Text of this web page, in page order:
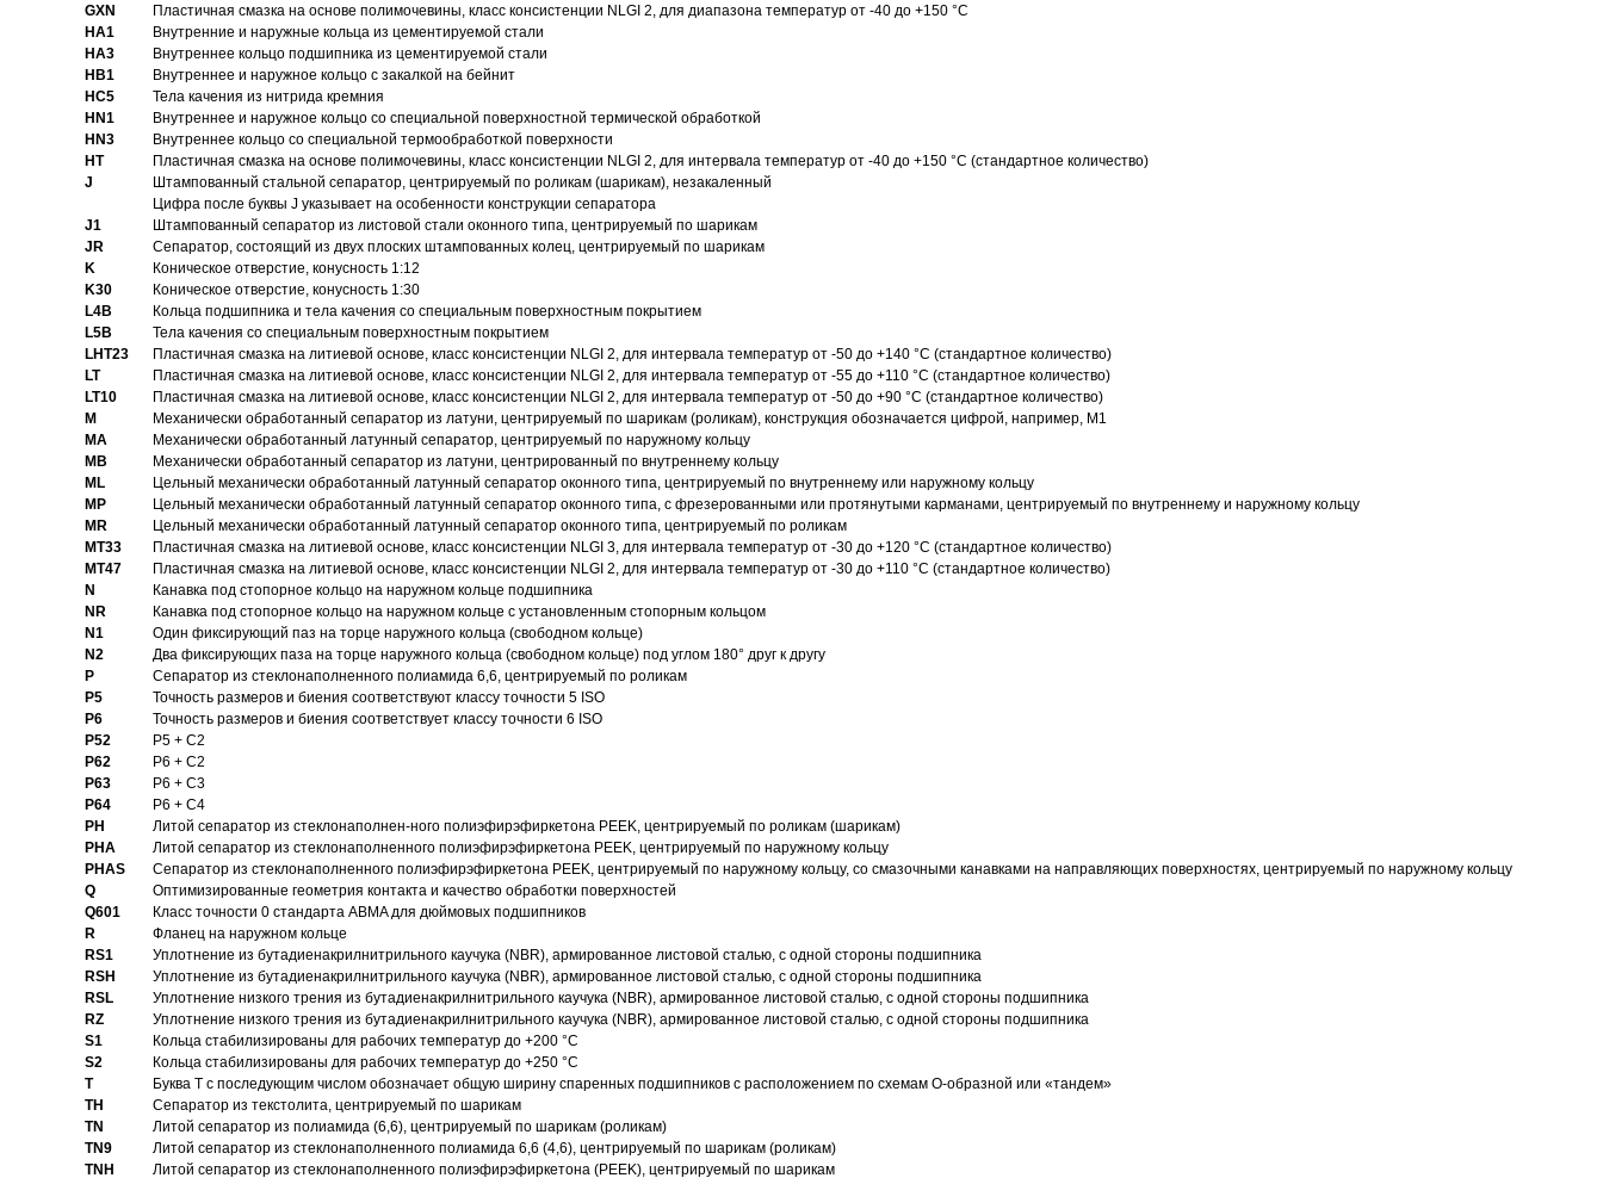
GXN
Пластичная смазка на основе полимочевины, класс консистенции NLGI 2, для диапазона температур от -40 до +150 °C
HA1
Внутренние и наружные кольца из цементируемой стали
HA3
Bнутреннее кольцо подшипника из цементируемой стали
HB1
Bнутреннее и наружное кольцо с закалкой на бейнит
HC5
Тела качения из нитрида кремния
HN1
Bнутреннее и наружное кольцо со специальной поверхностной термической обработкой
HN3
Внутреннее кольцо со специальной термообработкой поверхности
HT
Пластичная смазка на основе полимочевины, класс консистенции NLGI 2, для интервала температур от -40 до +150 °C (стандартное количество)
J
Штампованный стальной сепаратор, центрируемый по роликам (шарикам), незакаленный
Цифра после буквы J указывает на особенности конструкции сепаратора
J1
Штампованный сепаратор из листовой стали оконного типа, центрируемый по шарикам
JR
Сепаратор, состоящий из двух плоских штампованных колец, центрируемый по шарикам
K
Коническое отверстие, конусность 1:12
K30
Коническое отверстие, конусность 1:30
L4B
Кольца подшипника и тела качения со специальным поверхностным покрытием
L5B
Тела качения со специальным поверхностным покрытием
LHT23
Пластичная смазка на литиевой основе, класс консистенции NLGI 2, для интервала температур от -50 до +140 °C (стандартное количество)
LT
Пластичная смазка на литиевой основе, класс консистенции NLGI 2, для интервала температур от -55 до +110 °C (стандартное количество)
LT10
Пластичная смазка на литиевой основе, класс консистенции NLGI 2, для интервала температур от -50 до +90 °C (стандартное количество)
M
Механически обработанный сепаратор из латуни, центрируемый по шарикам (роликам), конструкция обозначается цифрой, например, M1
MA
Механически обработанный латунный сепаратор, центрируемый по наружному кольцу
MB
Механически обработанный сепаратор из латуни, центрированный по внутреннему кольцу
ML
Цельный механически обработанный латунный сепаратор оконного типа, центрируемый по внутреннему или наружному кольцу
MP
Цельный механически обработанный латунный сепаратор оконного типа, с фрезерованными или протянутыми карманами, центрируемый по внутреннему и наружному кольцу
MR
Цельный механически обработанный латунный сепаратор оконного типа, центрируемый по роликам
MT33
Пластичная смазка на литиевой основе, класс консистенции NLGI 3, для интервала температур от -30 до +120 °C (стандартное количество)
MT47
Пластичная смазка на литиевой основе, класс консистенции NLGI 2, для интервала температур от -30 до +110 °C (стандартное количество)
N
Канавка под стопорное кольцо на наружном кольце подшипника
NR
Канавка под стопорное кольцо на наружном кольце с установленным стопорным кольцом
N1
Один фиксирующий паз на торце наружного кольца (свободном кольце)
N2
Два фиксирующих паза на торце наружного кольца (свободном кольце) под углом 180° друг к другу
P
Cепаратор из стеклонаполненного полиамида 6,6, центрируемый по роликам
P5
Точность размеров и биения соответствуют классу точности 5 ISO
P6
Точность размеров и биения соответствует классу точности 6 ISO
P52
P5 + C2
P62
P6 + C2
P63
P6 + C3
P64
P6 + C4
PH
Литой сепаратор из стеклонаполнен-ного полиэфирэфиркетона PEEK, центрируемый по роликам (шарикам)
PHA
Литой сепаратор из стеклонаполненного полиэфирэфиркетона PEEK, центрируемый по наружному кольцу
PHAS
Сепаратор из стеклонаполненного полиэфирэфиркетона PEEK, центрируемый по наружному кольцу, со смазочными канавками на направляющих поверхностях, центрируемый по наружному кольцу
Q
Оптимизированные геометрия контакта и качество обработки поверхностей
Q601
Класс точности 0 стандарта ABMA для дюймовых подшипников
R
Фланец на наружном кольце
RS1
Уплотнение из бутадиенакрилнитрильного каучука (NBR), армированное листовой сталью, с одной стороны подшипника
RSH
Уплотнение из бутадиенакрилнитрильного каучука (NBR), армированное листовой сталью, с одной стороны подшипника
RSL
Уплотнение низкого трения из бутадиенакрилнитрильного каучука (NBR), армированное листовой сталью, с одной стороны подшипника
RZ
Уплотнение низкого трения из бутадиенакрилнитрильного каучука (NBR), армированное листовой сталью, с одной стороны подшипника
S1
Кольца стабилизированы для рабочих температур до +200 °C
S2
Кольца стабилизированы для рабочих температур до +250 °C
T
Буква T с последующим числом обозначает общую ширину спаренных подшипников с расположением по схемам О-образной или «тандем»
TH
Сепаратор из текстолита, центрируемый по шарикам
TN
Литой сепаратор из полиамида (6,6), центрируемый по шарикам (роликам)
TN9
Литой сепаратор из стеклонаполненного полиамида 6,6 (4,6), центрируемый по шарикам (роликам)
TNH
Литой сепаратор из стеклонаполненного полиэфирэфиркетона (PEEK), центрируемый по шарикам